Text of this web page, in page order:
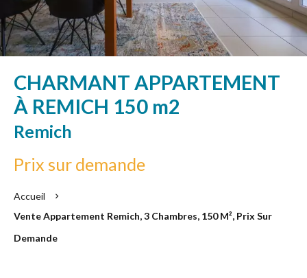
CHARMANT APPARTEMENT
À REMICH 150 m2
Remich
Prix sur demande
Accueil
Vente Appartement Remich, 3 Chambres, 150 M², Prix Sur
Demande